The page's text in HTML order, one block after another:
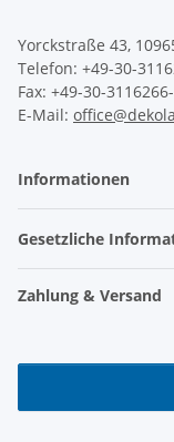
Yorckstraße 43,
Telefon: +49-30-
Fax: +49-30-
E-Mail:
Informationen
Gesetzliche
Zahlung & Versand